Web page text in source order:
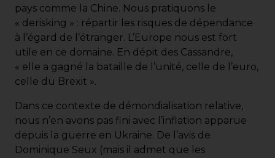
pays comme la Chine. Nous pratiquons le
« derisking » : répartir les risques de dépendance
à l’égard de l’étranger. L’Europe nous est fort
utile en ce domaine. En dépit des Cassandre,
« elle a gagné la bataille de l’unité, celle de l’euro,
celle du Brexit ».
Dans ce contexte de démondialisation relative,
nous n’en avons pas fini avec l’inflation apparue
depuis la guerre en Ukraine. De l’avis de
Dominique Seux (mais il admet que les